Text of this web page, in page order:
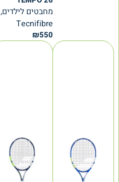
מחבטים לילדים,
Tecnifibre
₪550